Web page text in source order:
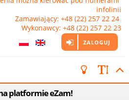
infolinii
Zamawiający: +48 (22) 257 22 24
Wykonawcy: +48 (22) 257 22 23
ZALOGUJ
platformie eZam!